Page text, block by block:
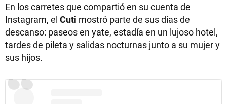
En los carretes que compartió en su cuenta de
Instagram, el Cuti mostró parte de sus días de
descanso: paseos en yate, estadía en un lujoso hotel,
tardes de pileta y salidas nocturnas junto a su mujer y
sus hijos.